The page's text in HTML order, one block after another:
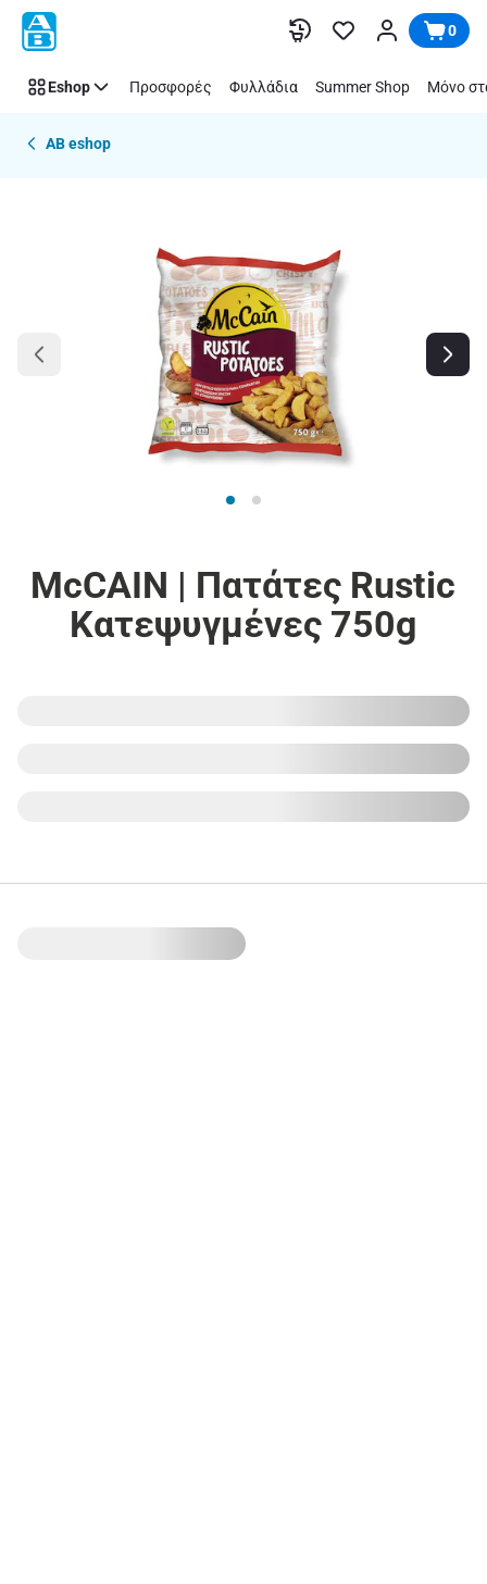
Παράλειψη 0
Eshop Προσφορές Φυλλάδια Summer Shop Μόνο
AB eshop
McCAIN | Πατάτες Rustic
Κατεψυγμένες 750g